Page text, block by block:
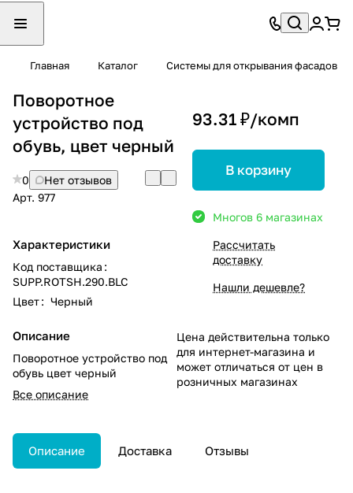
Главная Каталог Системы для открывания фасадов
Поворотное
устройство под
обувь, цвет черный
0
Нет отзывов
Арт. 977
Характеристики
Код поставщика :
SUPP.ROTSH.290.BLC
Цвет: Черный
Описание
Поворотное устройство под
обувь цвет черный
Все описание
93.31 ₽/комп
В корзину
Многов 6 магазинах
Рассчитать
доставку
Нашли дешевле?
Цена действительна только
для интернет-магазина и
может отличаться от цен в
розничных магазинах
Описание Доставка Отзывы